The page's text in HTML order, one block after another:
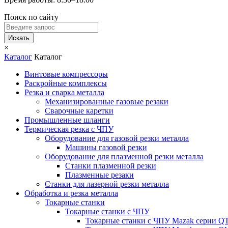
Поиск по сайту
Искать
×
Каталог Каталог
Винтовые компрессоры
Раскройные комплексы
Резка и сварка металла
Механизированные газовые резаки
Сварочные каретки
Промышленные шланги
Термическая резка с ЧПУ
Оборудование для газовой резки металла
Машины газовой резки
Оборудование для плазменной резки металла
Станки плазменной резки
Плазменные резаки
Станки для лазерной резки металла
Обработка и резка металла
Токарные станки
Токарные станки с ЧПУ
Токарные станки с ЧПУ Mazak серии